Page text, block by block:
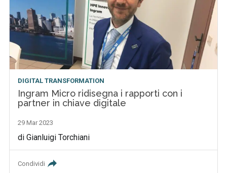
DIGITAL TRANSFORMATION
Ingram Micro ridisegna i rapporti con i
partner in chiave digitale
29 Mar 2023
di Gianluigi Torchiani
Condividi